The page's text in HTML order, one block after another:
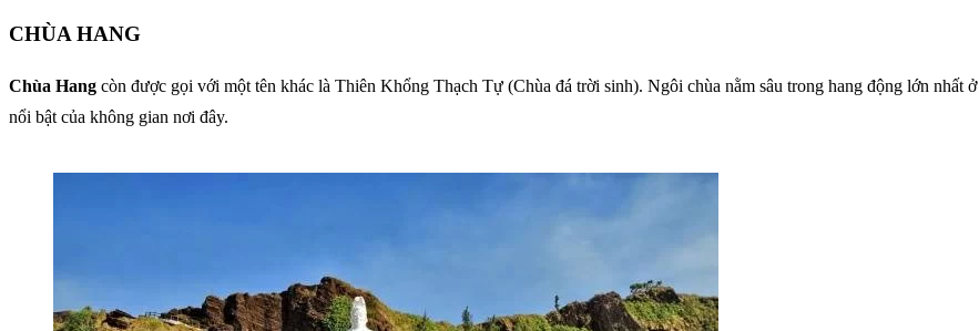
CHÙA HANG
Chùa Hang còn được gọi với một tên khác là Thiên Khổng Thạch Tự (Chùa đá trời sinh). Ngôi chùa nằm sâu trong hang động lớn nhất ở
nổi bật của không gian nơi đây.